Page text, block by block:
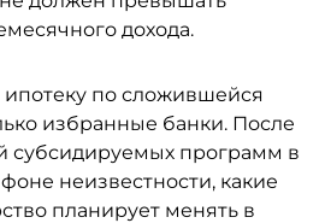
дохода.
ипотеку по сложившейся
избранные банки. После
субсидируемых программ в
неизвестности, какие
планирует менять в